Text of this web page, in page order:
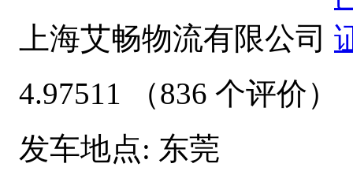
上海艾畅物流有限公司
4.97511
（836 个评价）
发车地点: 东莞